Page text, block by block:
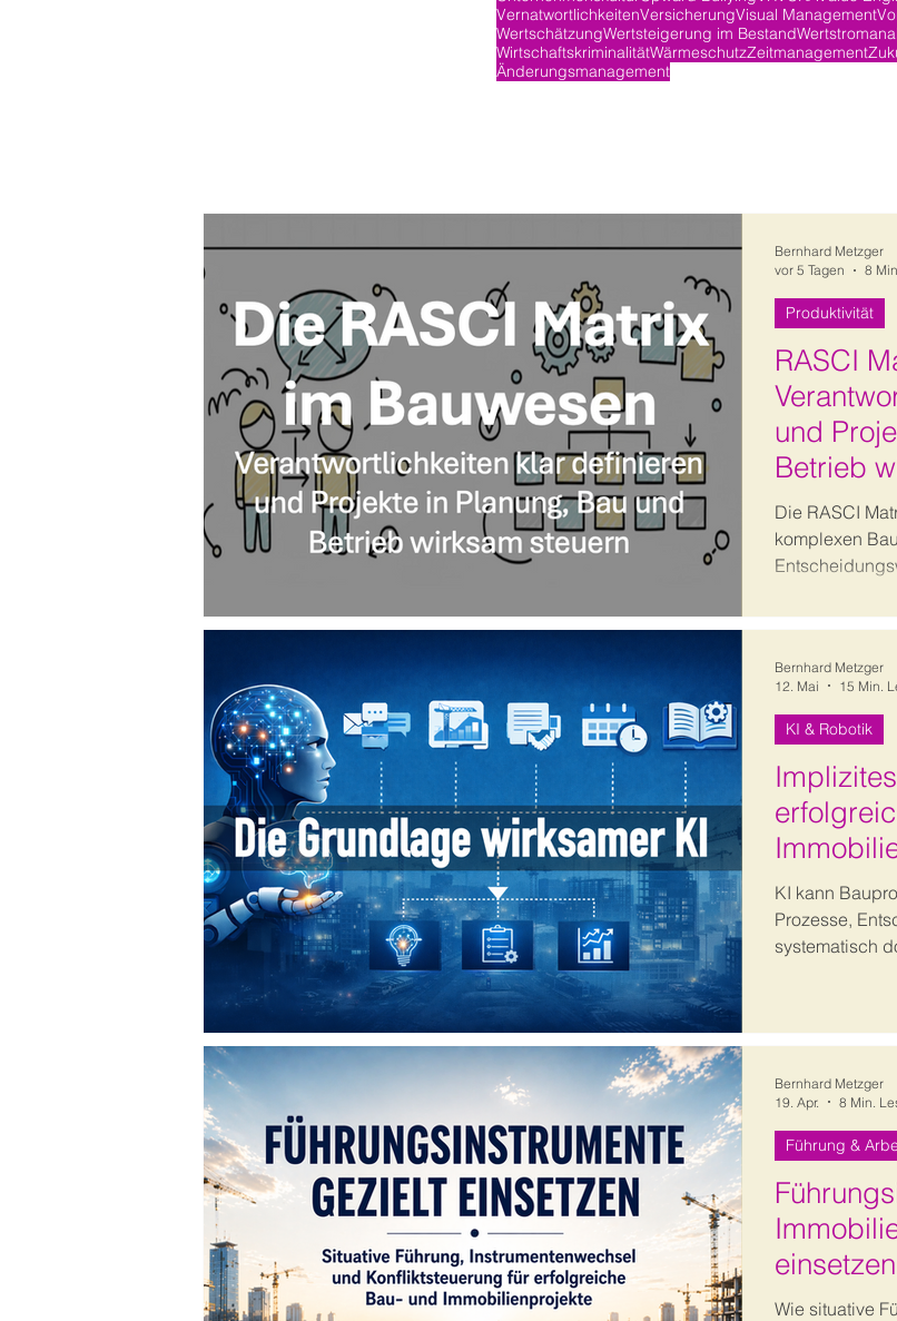
VernatwortlichkeitenVersicherungVisual Management
WertschätzungWertsteigerung im Bestand
WirtschaftskriminalitätWärmeschutzZeitmanagement
Änderungsmanagement
RASCI
und
Betrieb
Die RASCI
komplexen
RASCI im
Produktivität
Bernhard Metzger
vor 5 Tagen
8
KI kann
Prozesse,
systematisch
KI & Robotik
Bernhard Metzger
12. Mai
15 Min.
einsetzen
Wie situative
Führung &
Bernhard Metzger
19. Apr.
8 Min.